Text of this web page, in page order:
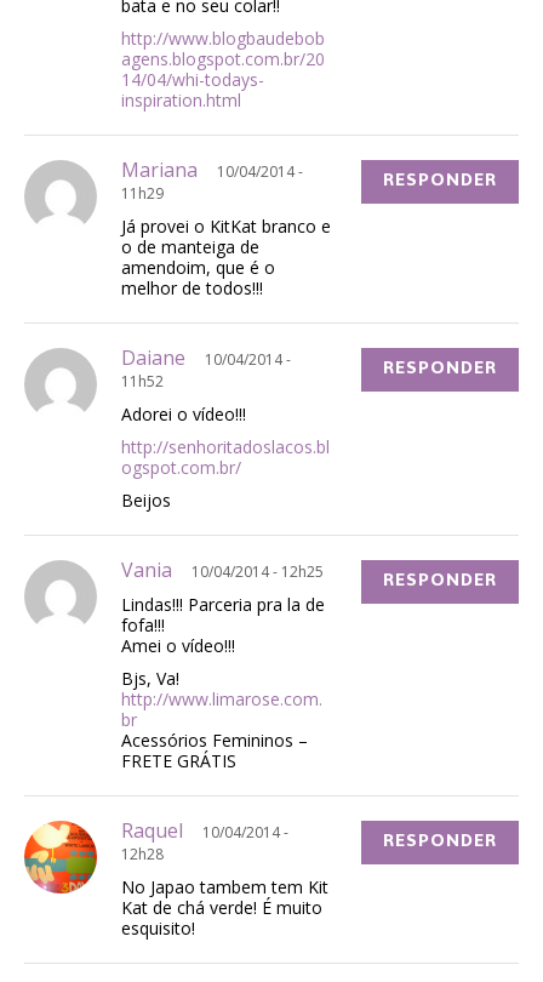
bata e no seu colar!!
http://www.blogbaudebob
agens.blogspot.com.br/20
14/04/whi-todays-
inspiration.html
Mariana
10/04/2014 -
11h29
Já provei o KitKat branco e
o de manteiga de
amendoim, que é o
melhor de todos!!!
RESPONDER
Daiane
10/04/2014 -
11h52
Adorei o vídeo!!!
http://senhoritadoslacos.bl
ogspot.com.br/
Beijos
RESPONDER
Vania 10/04/2014 - 12h25
Lindas!!! Parceria pra la de
fofa!!!
Amei o vídeo!!!
Bjs, Va!
http://www.limarose.com.
br
Acessórios Femininos –
FRETE GRÁTIS
RESPONDER
Raquel
10/04/2014 -
12h28
No Japao tambem tem Kit
Kat de chá verde! É muito
esquisito!
RESPONDER